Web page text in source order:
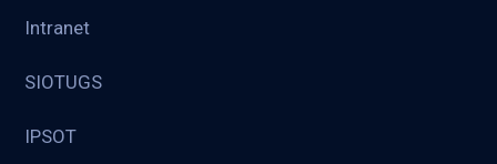
Intranet
SIOTUGS
IPSOT